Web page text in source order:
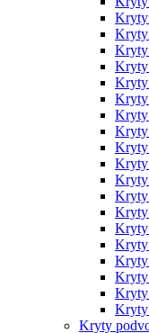
Kryty
Kryty
Kryty
Kryty
Kryty
Kryty
Kryty
Kryty
Kryty
Kryty
Kryty
Kryty
Kryty
Kryty
Kryty
Kryty
Kryty
Kryty
Kryty
Kryty